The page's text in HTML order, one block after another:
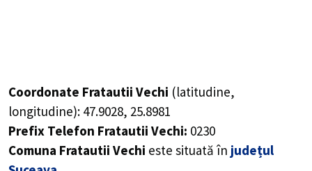
Coordonate Fratautii Vechi (latitudine,
longitudine): 47.9028, 25.8981
Prefix Telefon Fratautii Vechi: 0230
Comuna Fratautii Vechi este situată în județul